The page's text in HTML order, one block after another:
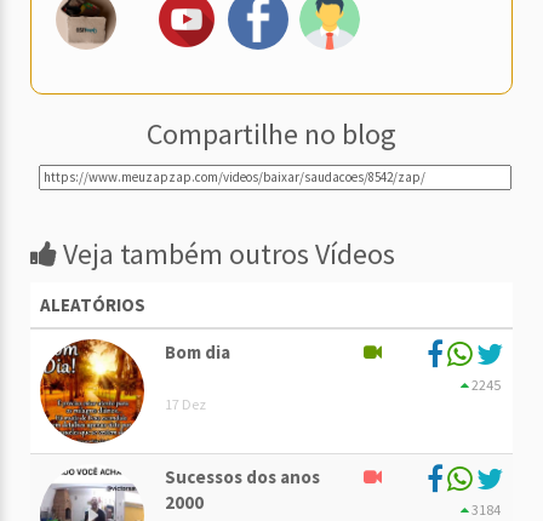
Compartilhe no blog
Veja também outros Vídeos
ALEATÓRIOS
Bom dia
17 Dez
2245
Sucessos dos anos
2000
3184